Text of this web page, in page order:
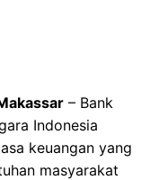
– Bank
Indonesia
keuangan yang
masyarakat